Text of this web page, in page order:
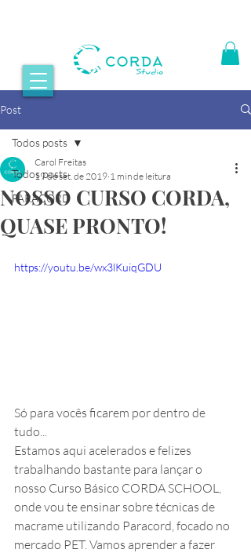
Post
Todos posts
PARACORD
Todos posts
NOSSO CURSO CORDA,
QUASE PRONTO!
Carol Freitas
19 de set. de 2019 1 min de leitura
https://youtu.be/wx3lKuiqGDU
Só para vocês ficarem por dentro de
tudo...
Estamos aqui acelerados e felizes
trabalhando bastante para lançar o
nosso Curso Básico CORDA SCHOOL,
onde vou te ensinar sobre técnicas de
macrame utilizando Paracord, focado no
mercado PET. Vamos aprender a fazer